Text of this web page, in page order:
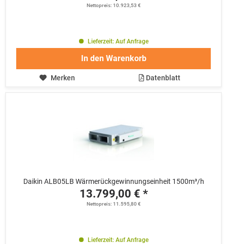
Nettopreis: 10.923,53 €
Lieferzeit: Auf Anfrage
In den Warenkorb
Merken Datenblatt
Daikin ALB05LB Wärmerückgewinnungseinheit 1500m³/h
13.799,00 € *
Nettopreis: 11.595,80 €
Lieferzeit: Auf Anfrage